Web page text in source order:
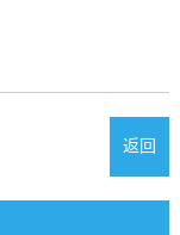
返回